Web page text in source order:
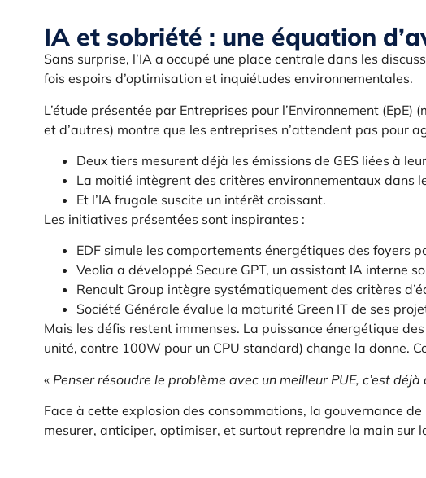
IA et sobriété : une équation
Sans surprise, l’IA a occupé une place centrale dans les
fois espoirs d’optimisation et inquiétudes environnementales.
L’étude présentée par Entreprises pour l’Environnement (EpE)
et d’autres) montre que les entreprises n’attendent pas pour
Deux tiers mesurent déjà les émissions de GES liées à
La moitié intègrent des critères environnementaux dans
Et l’IA frugale suscite un intérêt croissant.
Les initiatives présentées sont inspirantes :
EDF simule les comportements énergétiques des foyers
Veolia a développé Secure GPT, un assistant IA interne
Renault Group intègre systématiquement des critères
Société Générale évalue la maturité Green IT de ses
Mais les défis restent immenses. La puissance énergétique
unité, contre 100W pour un CPU standard) change la donne.
« Penser résoudre le problème avec un meilleur PUE, c’est déjà
Face à cette explosion des consommations, la gouvernance
mesurer, anticiper, optimiser, et surtout reprendre la main sur